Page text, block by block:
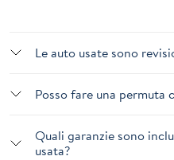
Le auto usate sono
Posso fare una permuta
Quali garanzie sono
usata?